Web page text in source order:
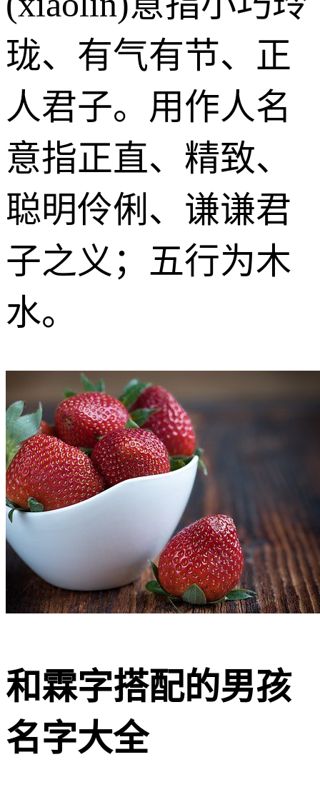
珑、有气有节、正
人君子。用作人名
意指正直、精致、
聪明伶俐、谦谦君
子之义；五行为木
水。
和霖字搭配的男孩
名字大全